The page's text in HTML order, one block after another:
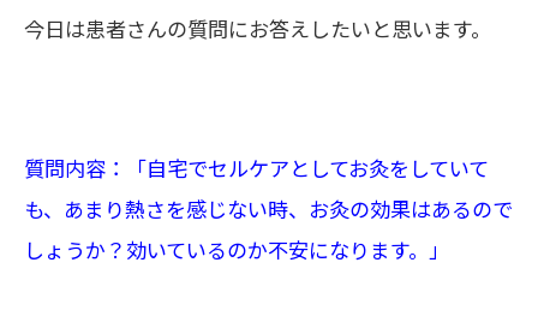
今日は患者さんの質問にお答えしたいと思います。
質問内容：「自宅でセルケアとしてお灸をしていて
も、あまり熱さを感じない時、お灸の効果はあるので
しょうか？効いているのか不安になります。」